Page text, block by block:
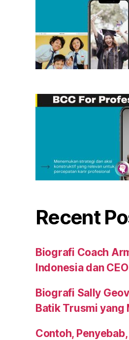
Recent
Biografi Coach
Indonesia dan
Biografi Sally
Batik Trusmi yang
Contoh,